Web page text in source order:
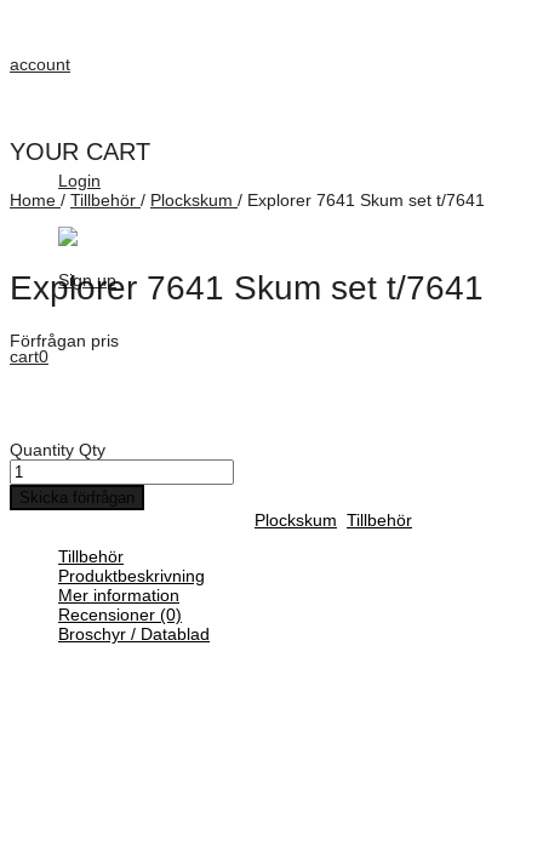
account
Login
Sign up
cart0
YOUR CART
Home / Tillbehör / Plockskum / Explorer 7641 Skum set t/7641
Explorer 7641 Skum set t/7641
Förfrågan pris
Quantity Qty
Skicka förfrågan
Plockskum Tillbehör
Tillbehör
Produktbeskrivning
Mer information
Recensioner (0)
Broschyr / Datablad